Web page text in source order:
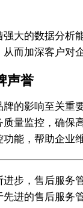
大的数据分析
而加深客户对
声誉
的影响至关重
量监控，确保
能，帮助企业
步，售后服务
进的售后服务